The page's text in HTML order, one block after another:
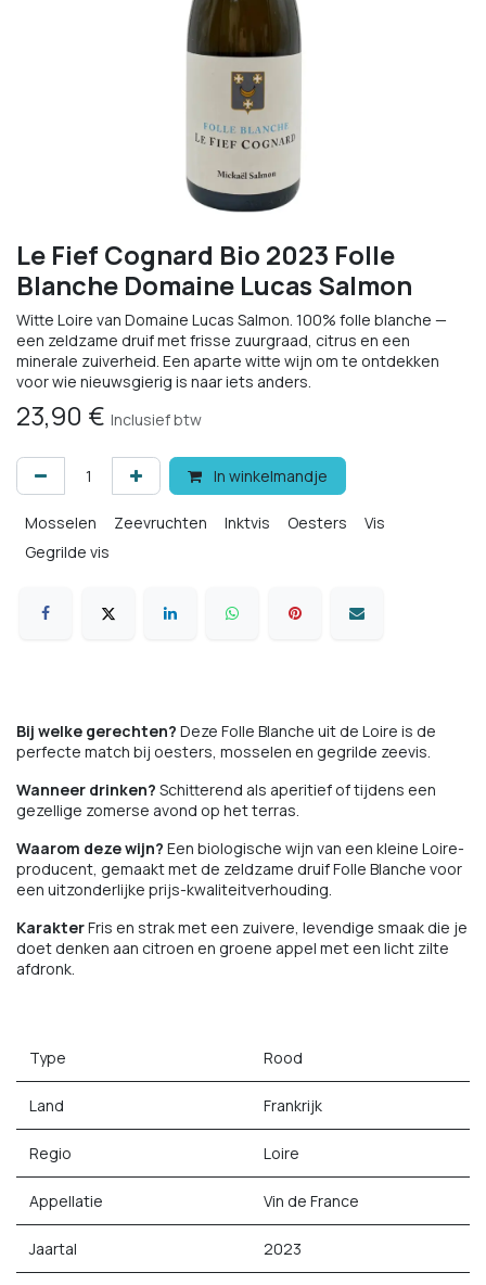
Le Fief Cognard Bio 2023 Folle
Blanche Domaine Lucas Salmon
Witte Loire van Domaine Lucas Salmon. 100% folle blanche —
een zeldzame druif met frisse zuurgraad, citrus en een
minerale zuiverheid. Een aparte witte wijn om te ontdekken
voor wie nieuwsgierig is naar iets anders.
23,90 € Inclusief btw
In winkelmandje
Mosselen Zeevruchten Inktvis Oesters
Vis
Gegrilde vis
Bij welke gerechten? Deze Folle Blanche uit de Loire is de
perfecte match bij oesters, mosselen en gegrilde zeevis.
Wanneer drinken? Schitterend als aperitief of tijdens een
gezellige zomerse avond op het terras.
Waarom deze wijn? Een biologische wijn van een kleine Loire-
producent, gemaakt met de zeldzame druif Folle Blanche voor
een uitzonderlijke prijs-kwaliteitverhouding.
KarakterFris en strak met een zuivere, levendige smaak die je
doet denken aan citroen en groene appel met een licht zilte
afdronk.
Type Rood
Land Frankrijk
Regio Loire
Appellatie Vin de France
Jaartal 2023